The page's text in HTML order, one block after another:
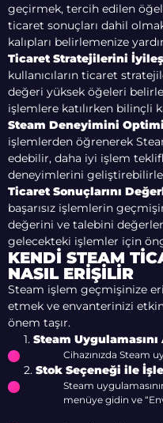
geçirmek, tercih edilen
ticaret sonuçları dahil
kalıpları belirlemenize
Ticaret Stratejilerini
kullanıcıların ticaret
değeri yüksek öğeleri
işlemlere katılırken bilinçli
Steam Deneyimini
işlemlerden öğrenerek
edebilir, daha iyi işlem
deneyimlerini
Ticaret Sonuçlarını
başarısız işlemlerin
değerini ve talebini
gelecekteki işlemler için
KENDI STEAM
NASIL ERIŞILIR
Steam işlem geçmişinize
etmek ve envanterinizi
önem taşır.
1. Steam Uygulamasını
Cihazınızda Steam
2. Stok Seçeneği ile
Steam
menüye gidin ve